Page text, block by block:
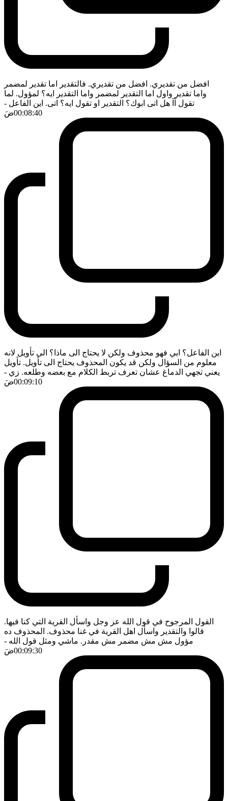
افضل من تقديري. افضل من تقديري. فالتقدير اما تقدير لمضمر
واما تقدير واول اما التقدير لمضمر واما التقدير ايه؟ لمؤول. لما
تقول آآ هل اتى ابوك؟ التقدير او تقول ايه؟ اتى. اين الفاعل -
00:08:40ضَ
اين الفاعل؟ ابي فهو محذوف ولكن لا يحتاج الى ماذا؟ الى تأويل لانه
معلوم من السؤال ولكن قد يكون المحذوف يحتاج الى تأويل. تأويل
يعني تجهي الدماغ عشان تعرف تربط الكلام مع بعضه وطلعه. زي -
00:09:10ضَ
القول المرجوح في قول الله عز وجل واسأل القرية التي كنا فيها.
قالوا والتقدير واسأل اهل القرية في غنا محذوف. المحذوف ده
مؤول مش مش مضمر مش مقدر. ماشي ومثل قول الله -
00:09:30ضَ